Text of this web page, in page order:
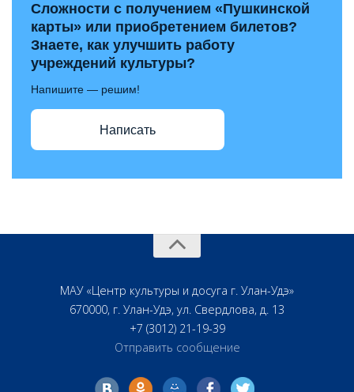
Сложности с получением «Пушкинской
карты» или приобретением билетов?
Знаете, как улучшить работу
учреждений культуры?
Напишите — решим!
Написать
МАУ «Центр культуры и досуга г. Улан-Удэ»
670000, г. Улан-Удэ, ул. Свердлова, д. 13
+7 (3012) 21-19-39
Отправить сообщение